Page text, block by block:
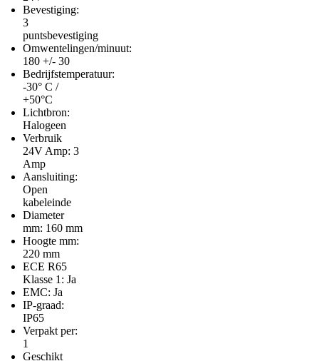
Bevestiging:
3
puntsbevestiging
Omwentelingen/minuut:
180 +/- 30
Bedrijfstemperatuur:
-30° C /
+50°C
Lichtbron:
Halogeen
Verbruik
24V Amp: 3
Amp
Aansluiting:
Open
kabeleinde
Diameter
mm: 160 mm
Hoogte mm:
220 mm
ECE R65
Klasse 1: Ja
EMC: Ja
IP-graad:
IP65
Verpakt per:
1
Geschikt